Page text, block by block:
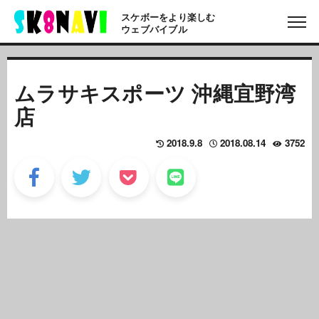
スケボーをより楽しむ
ウェブバイブル
ムラサキスポーツ 沖縄宜野湾
店
3752
2018.08.14
2018.9.8